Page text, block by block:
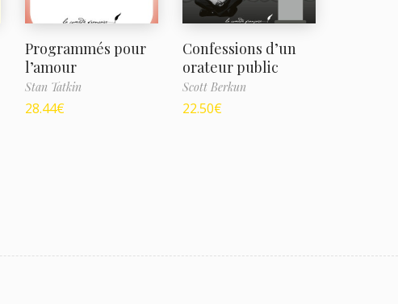
Programmés pour
l’amour
Stan Tatkin
28.44€
Confessions d’un
orateur public
Scott Berkun
22.50€